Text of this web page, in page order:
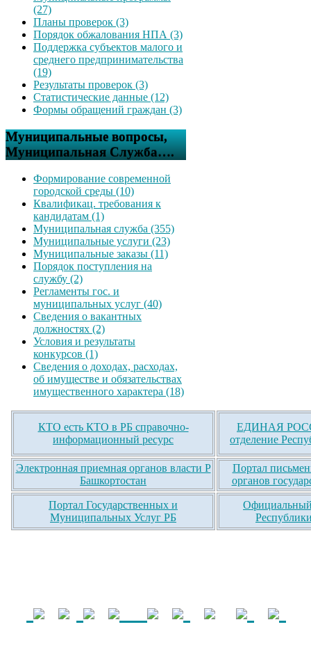
(27)
Планы проверок (3)
Порядок обжалования НПА (3)
Поддержка субъектов малого и
среднего предпринимательства
(19)
Результаты проверок (3)
Статистические данные (12)
Формы обращений граждан (3)
Муниципальные вопросы,
Муниципальная Служба….
Формирование современной
городской среды (10)
Квалификац. требования к
кандидатам (1)
Муниципальная служба (355)
Муниципальные услуги (23)
Муниципальные заказы (11)
Порядок поступления на
службу (2)
Регламенты гос. и
муниципальных услуг (40)
Сведения о вакантных
должностях (2)
Условия и результаты
конкурсов (1)
Сведения о доходах, расходах,
об имуществе и обязательствах
имущественного характера (18)
КТО есть КТО в РБ справочно-
информационный ресурс
ЕДИНАЯ
отделение
Электронная приемная органов власти Р
Башкортостан
Портал
органов
Портал Государственных и
Муниципальных Услуг РБ
Официальный